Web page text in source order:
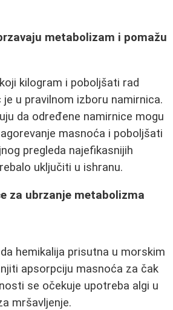
metabolizam i pomažu
kilogram i poboljšati rad
u pravilnom izboru namirnica.
da određene namirnice mogu
masnoća i poboljšati
pregleda najefikasnijih
uključiti u ishranu.
za ubrzanje metabolizma
hemikalija prisutna u morskim
apsorpciju masnoća za čak
se očekuje upotreba algi u
mršavljenje.